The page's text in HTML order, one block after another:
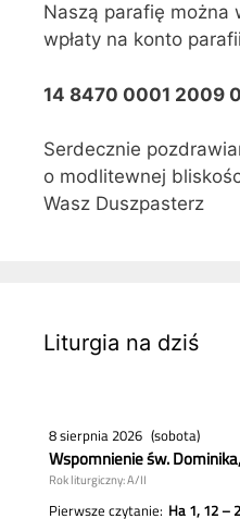
Naszą parafię można
wpłaty na konto parafii
14 8470 0001 2009
Serdecznie
o modlitewnej
Wasz Duszpasterz
Liturgia na dziś